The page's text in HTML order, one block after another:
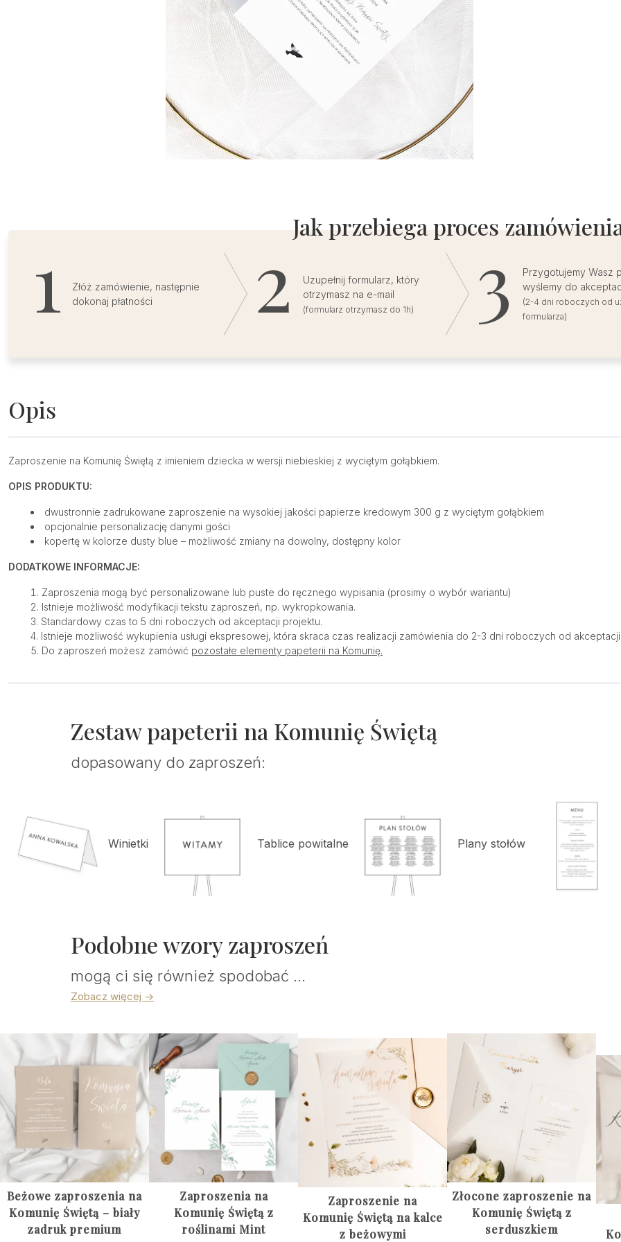
Jak przebiega proces
Złóż zamówienie, następnie
dokonaj płatności
Uzupełnij formularz, który
otrzymasz na e-mail
(formularz otrzymasz do 1h)
Przygotujemy Wasz
wyślemy do
(2-4 dni roboczych od
formularza)
Opis
Zaproszenie na Komunię Świętą z imieniem dziecka w wersji niebieskiej z wyciętym gołąbkiem.
OPIS PRODUKTU:
dwustronnie zadrukowane zaproszenie na wysokiej jakości papierze kredowym 300 g z wyciętym gołąbkiem
opcjonalnie personalizację danymi gości
kopertę w kolorze dusty blue – możliwość zmiany na dowolny, dostępny kolor
DODATKOWE INFORMACJE:
Zaproszenia mogą być personalizowane lub puste do ręcznego wypisania (prosimy o wybór wariantu)
Istnieje możliwość modyfikacji tekstu zaproszeń, np. wykropkowania.
Standardowy czas to 5 dni roboczych od akceptacji projektu.
Istnieje możliwość wykupienia usługi ekspresowej, która skraca czas realizacji zamówienia do 2-3 dni roboczych od
Do zaproszeń możesz zamówić pozostałe elementy papeterii na Komunię.
Zestaw papeterii na Komunię Świętą
dopasowany do zaproszeń:
Winietki Tablice powitalne Plany stołów
Podobne wzory zaproszeń
mogą ci się również spodobać ...
Zobacz więcej ->
Beżowe zaproszenia na
Komunię Świętą – biały
zadruk premium
Zaproszenia na
Komunię Świętą z
roślinami Mint
Zaproszenie na
Komunię Świętą na kalce
z beżowymi
Złocone zaproszenie na
Komunię Świętą z
serduszkiem